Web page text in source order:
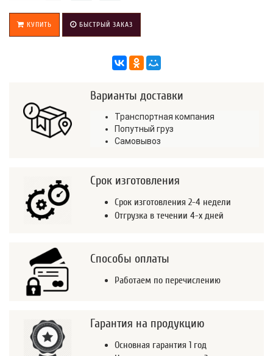
КУПИТЬ БЫСТРЫЙ ЗАКАЗ
Варианты доставки
Транспортная компания
Попутный груз
Самовывоз
Срок изготовления
Срок изготовления 2-4 недели
Отгрузка в течении 4-х дней
Способы оплаты
Работаем по перечислению
Гарантия на продукцию
Основная гарантия 1 год